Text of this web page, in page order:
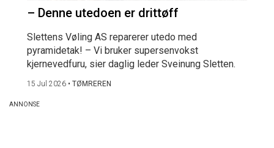
– Denne utedoen er drittøff
Slettens Vøling AS reparerer utedo med
pyramidetak! – Vi bruker supersenvokst
kjernevedfuru, sier daglig leder Sveinung Sletten.
15 Jul 2026 • TØMREREN